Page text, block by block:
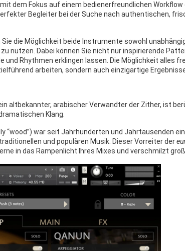
dem Fokus auf einem bedienerfreundlichen
Begleiter bei der Suche nach authentischen,
die Möglichkeit beide Instrumente sowohl
nutzen. Dabei können Sie nicht nur inspirierende
und Rhythmen erklingen lassen. Die Möglichkeit alles
arbeiten, sondern auch einzigartige
Klang.
und populären Musik. Dieser Vorreiter der
in das Rampenlicht Ihres Mixes und verschmilzt